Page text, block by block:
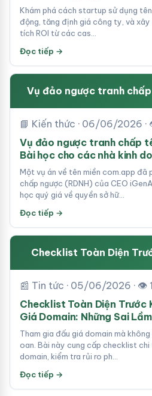
Khám phá cách startup sử dụng
động, tăng định giá công ty, và xây
tích ROI từ các cas…
Đọc tiếp →
Vụ đảo ngược tranh
📘 Kiến thức · 06/06/2026 ·
Vụ đảo ngược tranh chấp
Bài học cho các nhà kinh
Một vụ án về tên miền com.app đã
chấp ngược (RDNH) của CEO
học quý giá về quyền sở hữ…
Đọc tiếp →
Checklist Toàn Diện
📰 Tin tức · 05/06/2026 · 👁
Checklist Toàn Diện Trước
Giá Domain: Những Sai
Tham gia đấu giá domain mà
oan. Bài này cung cấp checklist
domain, kiểm tra rủi ro ph…
Đọc tiếp →